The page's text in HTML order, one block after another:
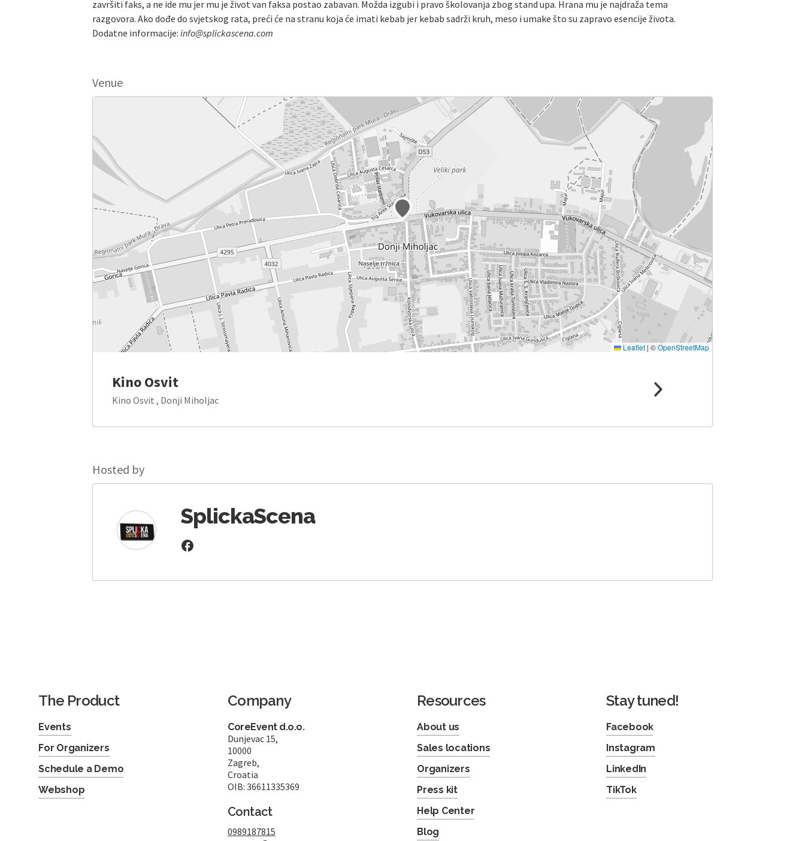
završiti faks, a ne ide mu jer mu je život van faksa postao zabavan. Možda izgubi i pravo školovanja zbog stand upa. Hrana mu je najdraža tema
razgovora. Ako dođe do svjetskog rata, preći će na stranu koja će imati kebab jer kebab sadrži kruh, meso i umake što su zapravo esencije života.
Dodatne informacije: info@splickascena.com
Venue
Leaflet | ©OpenStreetMap
Kino Osvit
Kino Osvit , Donji Miholjac
Hosted by
SplickaScena
The Product
Events
For Organizers
Schedule a Demo
Webshop
Company
CoreEvent d.o.o.
Dunjevac 15,
10000
Zagreb,
Croatia
OIB: 36611335369
Contact
0989187815
Resources
About us
Sales locations
Organizers
Press kit
Help Center
Blog
Stay tuned!
Facebook
Instagram
LinkedIn
TikTok